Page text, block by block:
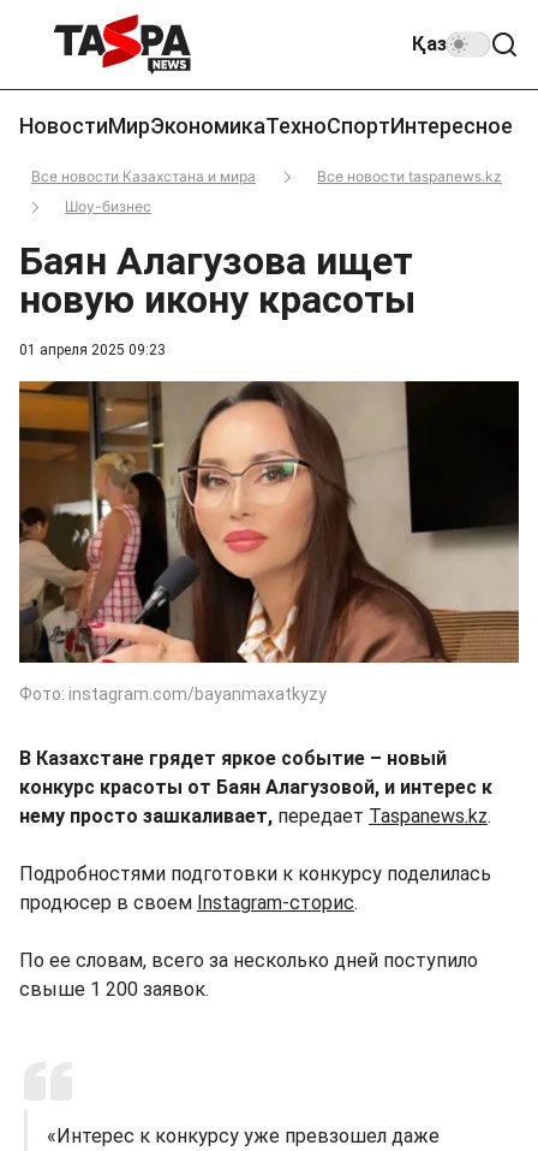
Қаз
НовостиМирЭкономикаТехноСпортИнтересное
Все новости Казахстана и мира
Все новости taspanews.kz
Шоу-бизнес
01 апреля 2025 09:23
Баян Алагузова ищет
новую икону красоты
Фото: instagram.com/bayanmaxatkyzy
В Казахстане грядет яркое событие – новый
конкурс красоты от Баян Алагузовой, и интерес к
нему просто зашкаливает, передает Taspanews.kz.
Подробностями подготовки к конкурсу поделилась
продюсер в своем Instagram-сторис.
По ее словам, всего за несколько дней поступило
свыше 1 200 заявок.
«Интерес к конкурсу уже превзошел даже